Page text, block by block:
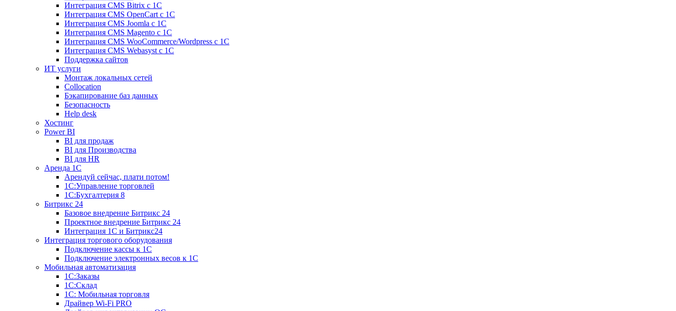
Интеграция CMS Bitrix с 1С
Интеграция CMS OpenCart с 1С
Интеграция CMS Joomla с 1С
Интеграция CMS Magento с 1С
Интеграция CMS WooCommerce/Wordpress с 1С
Интеграция CMS Webasyst с 1С
Поддержка сайтов
ИТ услуги
Монтаж локальных сетей
Collocation
Бэкапирование баз данных
Безопасность
Help desk
Хостинг
Power BI
BI для продаж
BI для Производства
BI для HR
Аренда 1C
Арендуй сейчас, плати потом!
1С:Управление торговлей
1С:Бухгалтерия 8
Битрикс 24
Базовое внедрение Битрикс 24
Проектное внедрение Битрикс 24
Интеграция 1С и Битрикс24
Интеграция торгового оборудования
Подключение кассы к 1С
Подключение электронных весов к 1С
Мобильная автоматизация
1С:Заказы
1С:Склад
1С: Мобильная торговля
Драйвер Wi-Fi PRO